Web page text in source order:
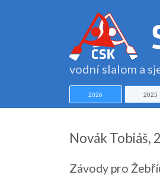
vodní slalom a
2026 2025
Novák Tobiáš,
Závody pro